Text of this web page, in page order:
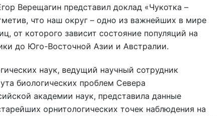
Верещагин представил доклад «Чукотка –
что наш округ – одно из важнейших в мире
от которого зависит состояние популяций на
до Юго-Восточной Азии и Австралии.
наук, ведущий научный сотрудник
биологических проблем Севера
академии наук, представила данные
орнитологических точек наблюдения на